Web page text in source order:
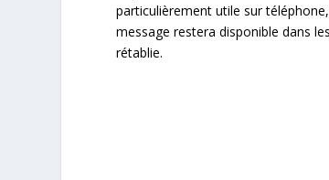
particulièrement utile sur
message restera disponible dans
rétablie.